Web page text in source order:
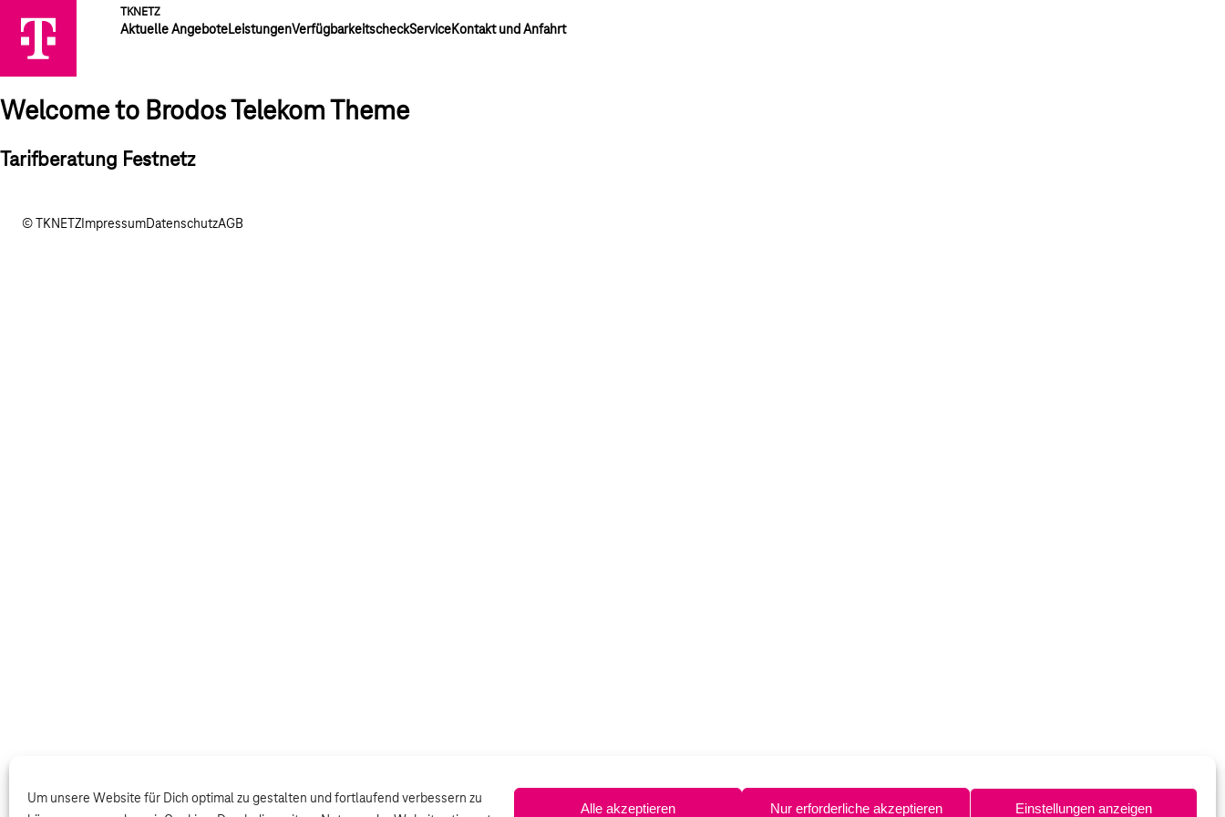
Um unsere Website für Dich optimal zu gestalten und fortlaufend verbessern zu
Alle akzeptieren Nur erforderliche akzeptieren Einstellungen anzeigen
TKNETZ
Aktuelle AngeboteLeistungenVerfügbarkeitscheckServiceKontakt und Anfahrt
Welcome to Brodos Telekom Theme
Tarifberatung Festnetz
© TKNETZ ImpressumDatenschutzAGB